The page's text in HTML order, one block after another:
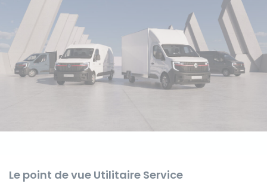
Le point de vue Utilitaire Service